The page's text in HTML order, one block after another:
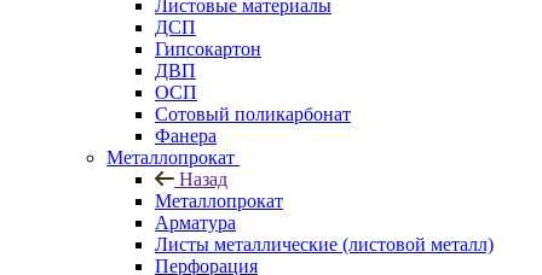
Листовые материалы
ДСП
Гипсокартон
ДВП
ОСП
Сотовый поликарбонат
Фанера
Металлопрокат
Назад
Металлопрокат
Арматура
Листы металлические (листовой металл)
Перфорация